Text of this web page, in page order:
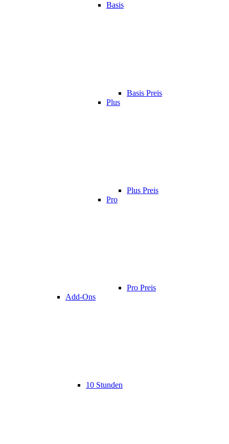
Basis
Basis Preis
Plus
Plus Preis
Pro
Pro Preis
Add-Ons
10 Stunden